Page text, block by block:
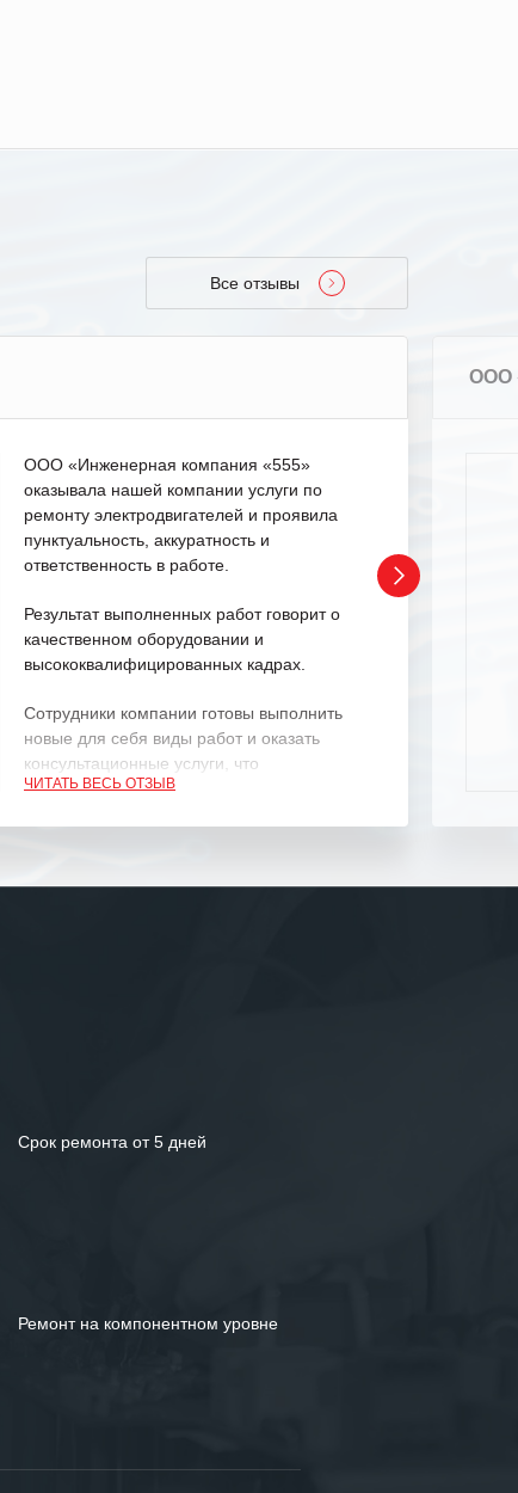
Все отзывы
ООО «Инженерная компания «555»
оказывала нашей компании услуги по
ремонту электродвигателей и проявила
пунктуальность, аккуратность и
ответственность в работе.
Результат выполненных работ говорит о
качественном оборудовании и
высококвалифицированных кадрах.
Сотрудники компании готовы выполнить
новые для себя виды работ и оказать
консультационные услуги, что
характеризует их как профессионалов
ответственного и надежного поставщика
ЧИТАТЬ ВЕСЬ ОТЗЫВ
ООО
Срок ремонта от 5 дней
Ремонт на компонентном уровне